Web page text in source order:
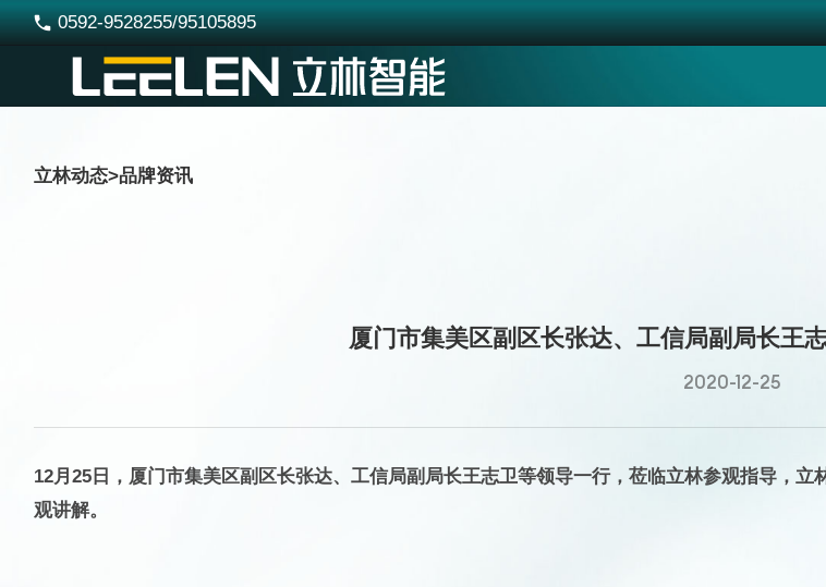
 0592-9528255/95105895
立林动态>品牌资讯
厦门市集美区副区长张达、工信局副局长王
2020-12-25
12月25日，厦门市集美区副区长张达、工信局副局长王志卫等领导一行，莅临立林参观指导，
观讲解。